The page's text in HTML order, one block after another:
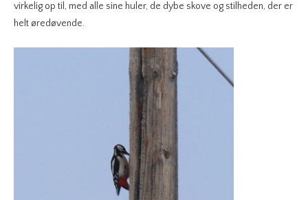
virkelig op til, med alle sine huler, de dybe skove og stilheden, der er
helt øredøvende.